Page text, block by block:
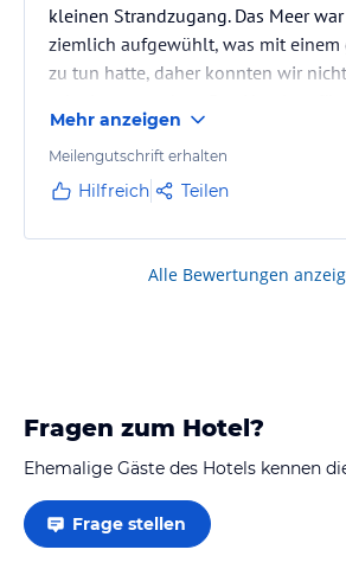
kleinen Strandzugang. Das Meer
ziemlich aufgewühlt, was mit einem
zu tun hatte, daher konnten wir
eigene Tauchschule. Hier haben wir
verschiedene Tauchgänge gebucht.
selber war ok, jedoch nicht wirklich
Leider waren bei einem Tauchgang
Flaschen die Luft ungeniessbar,
Mehr anzeigen
Meilengutschrift erhalten
Hilfreich Teilen
Alle Bewertungen
Fragen zum Hotel?
Ehemalige Gäste des Hotels kennen
Frage stellen